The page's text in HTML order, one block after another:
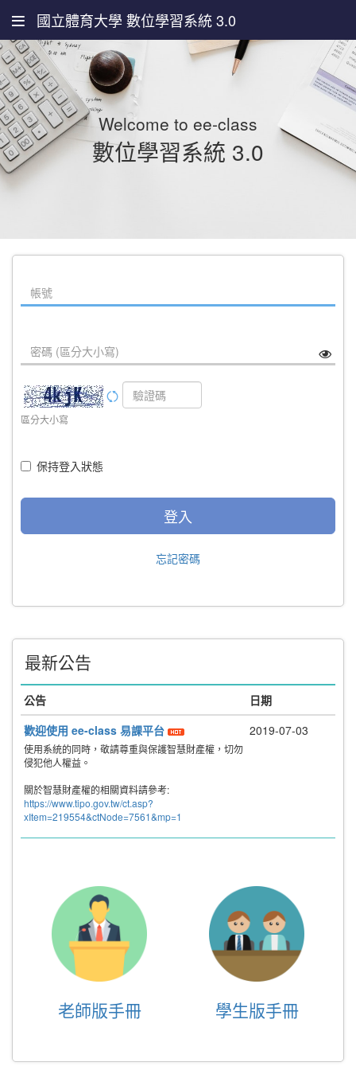
國立體育大學 數位學習系統 3.0
Welcome to ee-class
數位學習系統 3.0
區分大小寫
保持登入狀態
登入
忘記密碼
最新公告
公告
日期
歡迎使用 ee-class 易課平台
使用系統的同時，敬請尊重與保護智慧財產權，切勿
侵犯他人權益。
關於智慧財產權的相關資料請參考:
https://www.tipo.gov.tw/ct.asp?
xItem=219554&ctNode=7561&mp=1
2019-07-03
老師版手冊 學生版手冊